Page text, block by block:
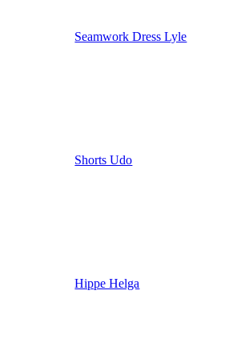
Seamwork Dress Lyle
Shorts Udo
Hippe Helga